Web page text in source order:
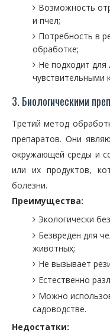
Возможность
и пчел;
Потребность в
обработке;
Не подходит для
чувствительными
3. Биологическими
Третий метод
препаратов. Они
окружающей среды и
или их продуктов,
болезни.
Преимущества:
Экологически
Безвреден для
животных;
Не вызывает
Естественно
Можно
садоводстве.
Недостатки: